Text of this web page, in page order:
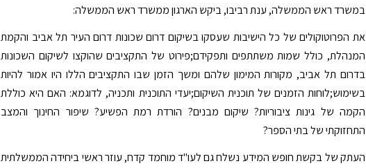
במשרד ראש הממשלה, ענת רביבו, ביקש הארגון ממשרד ראש הממשלה:
את הפרוטוקולים של כל הישיבות שעסקו בשיקום דרום שכונות דרום העיר תל אביב והקמת
המנהלת, כולל שמות משתתפים ותפקידם;פירוט של התקציבים שהוקצו לשיקום השכונות
בדרום תל אביב, מקורות המימון שלהם ומשך הזמן שבו התקציבים הללו היו אמור להיות
בשימוש;לוחות הזמנים של תוכנית השיקום;יעדי התוכנית ותכניה, לדוגמא: האם היא כוללת
הקמה של גינות ציבוריות? שיקום מבנים? הורדת רמת הפשיע? שיפור החינוך והמצב
התחזוקתי של בתי הספר?
העתק של בקשת חופש המידע נשלח גם לעו"ד מוחמד קדח, עוזר ראשי ביחידה הממשלתית